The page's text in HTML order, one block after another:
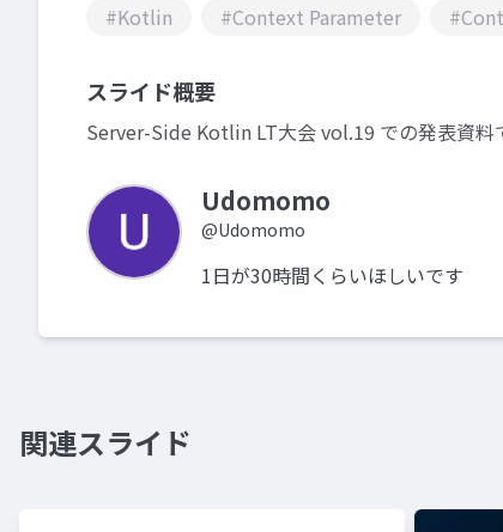
#Kotlin #Context Parameter
スライド概要
Server-Side Kotlin LT大会 vol.19 での発表資料
Udomomo
@Udomomo
1日が30時間くらいほしいです
関連スライド